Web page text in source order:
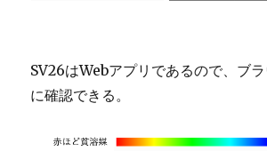
SV26はWebアプリであるので、ブ
に確認できる。